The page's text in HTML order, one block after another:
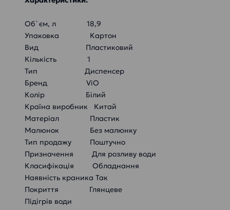
Об`єм, л 18,9
Упаковка Картон
Вид Пластиковий
Кількість 1
Тип Диспенсер
Бренд ViO
Колір Білий
Країна виробник Китай
Матеріал Пластик
Малюнок Без малюнку
Тип продажу Поштучно
Призначення Для розливу води
Класифікація Обладнання
Наявність краника Так
Покриття Глянцеве
Підігрів води